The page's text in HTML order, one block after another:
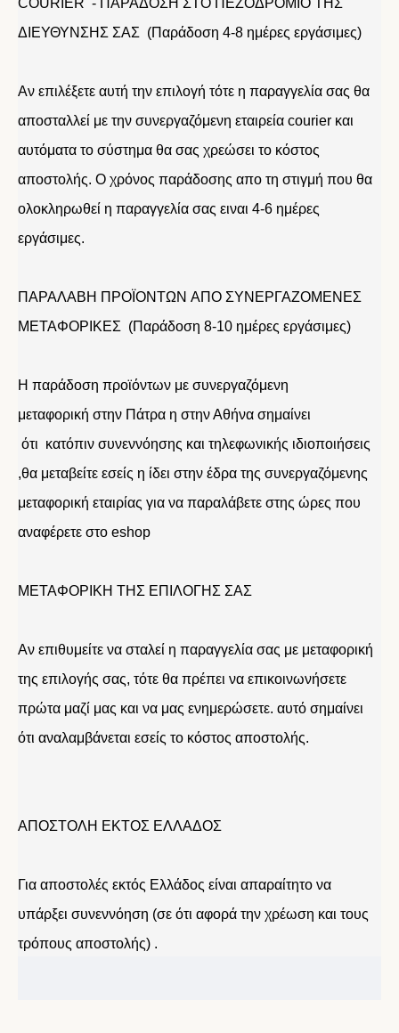
COURIER - ΠΑΡΑΔΟΣΗ ΣΤΟ ΠΕΖΟΔΡΟΜΙΟ ΤΗΣ
ΔΙΕΥΘΥΝΣΗΣ ΣΑΣ (Παράδοση 4-8 ημέρες εργάσιμες)
Αν επιλέξετε αυτή την επιλογή τότε η παραγγελία σας θα
αποσταλλεί με την συνεργαζόμενη εταιρεία courier και
αυτόματα το σύστημα θα σας χρεώσει το κόστος
αποστολής. Ο χρόνος παράδοσης απο τη στιγμή που θα
ολοκληρωθεί η παραγγελία σας ειναι 4-6 ημέρες
εργάσιμες.
ΠΑΡΑΛΑΒΗ ΠΡΟΪΟΝΤΩΝ ΑΠΟ ΣΥΝΕΡΓΑΖΟΜΕΝΕΣ
ΜΕΤΑΦΟΡΙΚΕΣ (Παράδοση 8-10 ημέρες εργάσιμες)
Η παράδοση προϊόντων με συνεργαζόμενη
μεταφορική στην Πάτρα η στην Αθήνα σημαίνει
ότι κατόπιν συνεννόησης και τηλεφωνικής ιδιοποιήσεις
,θα μεταβείτε εσείς η ίδει στην έδρα της συνεργαζόμενης
μεταφορική εταιρίας για να παραλάβετε στης ώρες που
αναφέρετε στο eshop
ΜΕΤΑΦΟΡΙΚΗ ΤΗΣ ΕΠΙΛΟΓΗΣ ΣΑΣ
Αν επιθυμείτε να σταλεί η παραγγελία σας με μεταφορική
της επιλογής σας, τότε θα πρέπει να επικοινωνήσετε
πρώτα μαζί μας και να μας ενημερώσετε. αυτό σημαίνει
ότι αναλαμβάνεται εσείς το κόστος αποστολής.
ΑΠΟΣΤΟΛΗ ΕΚΤΟΣ ΕΛΛΑΔΟΣ
Για αποστολές εκτός Ελλάδος είναι απαραίτητο να
υπάρξει συνεννόηση (σε ότι αφορά την χρέωση και τους
τρόπους αποστολής) .